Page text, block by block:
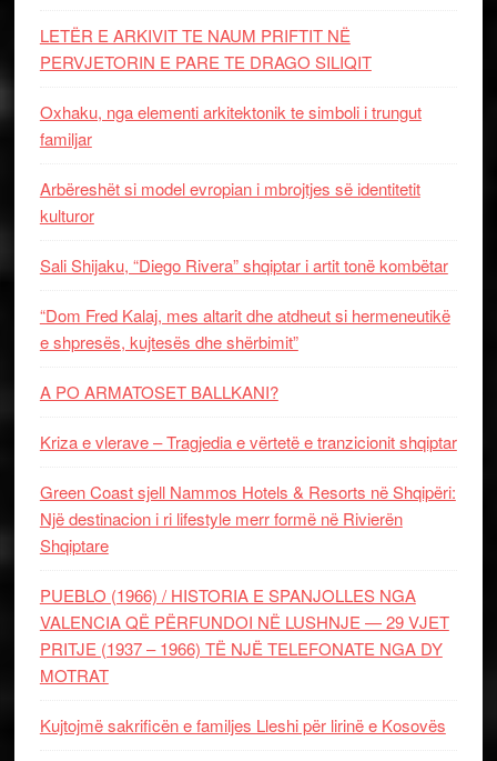
LETËR E ARKIVIT TE NAUM PRIFTIT NË
PERVJETORIN E PARE TE DRAGO SILIQIT
Oxhaku, nga elementi arkitektonik te simboli i trungut
familjar
Arbëreshët si model evropian i mbrojtjes së identitetit
kulturor
Sali Shijaku, “Diego Rivera” shqiptar i artit tonë kombëtar
“Dom Fred Kalaj, mes altarit dhe atdheut si hermeneutikë
e shpresës, kujtesës dhe shërbimit”
A PO ARMATOSET BALLKANI?
Kriza e vlerave – Tragjedia e vërtetë e tranzicionit shqiptar
Green Coast sjell Nammos Hotels & Resorts në Shqipëri:
Një destinacion i ri lifestyle merr formë në Rivierën
Shqiptare
PUEBLO (1966) / HISTORIA E SPANJOLLES NGA
VALENCIA QË PËRFUNDOI NË LUSHNJE — 29 VJET
PRITJE (1937 – 1966) TË NJË TELEFONATE NGA DY
MOTRAT
Kujtojmë sakrificën e familjes Lleshi për lirinë e Kosovës